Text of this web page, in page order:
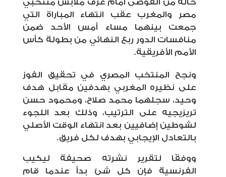
حالة من الفوضى أمام غرف ملابس منتخبي
مصر والمغرب عقب انتهاء المباراة التي
جمعت بينهما مساء أمس الأحد ضمن
منافسات الدور ربع النهائي من بطولة كأس
الأمم الأفريقية.
ونجح المنتخب المصري في تحقيق الفوز
على نظيره المغربي بهدفين مقابل هدف
وحيد، سجلهما محمد صلاح، ومحمود حسن
تريزيجيه على الترتيب، وذلك بعد اللجوء
لشوطين إضافيين بعد انتهاء الوقت الأصلي
بالتعادل الإيجابي بهدف لكل فريق.
ووفقًا لتقرير نشرته صحيفة ليكيب
الفرنسية فإن كل شئ بدأ عندما قام